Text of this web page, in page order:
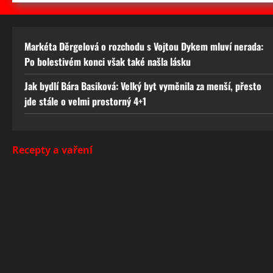
Markéta Děrgelová o rozchodu s Vojtou Dykem mluví nerada:
Po bolestivém konci však také našla lásku
Jak bydlí Bára Basiková: Velký byt vyměnila za menší, přesto
jde stále o velmi prostorný 4+1
Recepty a vaření